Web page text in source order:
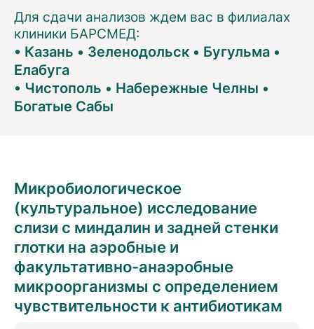
Для сдачи анализов ждем вас в филиалах
клиники БАРСМЕД:
• Казань • Зеленодольск • Бугульма •
Елабуга
• Чистополь • Набережные Челны •
Богатые Сабы
Микробиологическое
(культуральное) исследование
слизи с миндалин и задней стенки
глотки на аэробные и
факультативно-анаэробные
микроорганизмы с определением
чувствительности к антибиотикам